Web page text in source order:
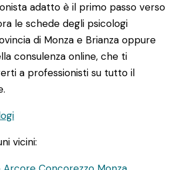
adatto è il primo passo verso
le schede degli psicologi
di Monza e Brianza oppure
consulenza online, che ti
a professionisti su tutto il
vicini: